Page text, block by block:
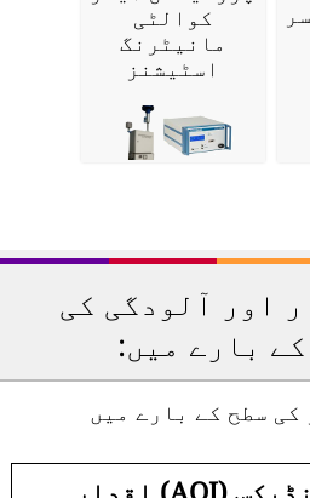
کوالٹی
مانیٹرنگ
اسٹیشنز
اور آلودگی کی
بارے میں:
کی سطح کے بارے میں